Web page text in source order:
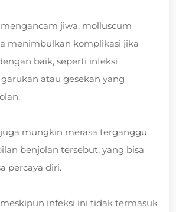
jiwa, molluscum
menimbulkan komplikasi jika
baik, seperti infeksi
atau gesekan yang
mungkin merasa terganggu
benjolan tersebut, yang bisa
percaya diri.
infeksi ini tidak termasuk